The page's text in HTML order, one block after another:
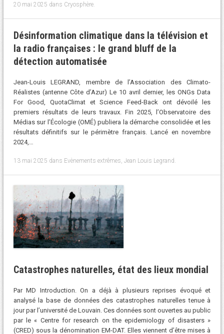
20 mai 2025 dans Cryosphère.
Désinformation climatique dans la télévision et
la radio françaises : le grand bluff de la
détection automatisée
Jean-Louis LEGRAND, membre de l’Association des Climato-
Réalistes (antenne Côte d’Azur) Le 10 avril dernier, les ONGs Data
For Good, QuotaClimat et Science Feed-Back ont dévoilé les
premiers résultats de leurs travaux. Fin 2025, l’Observatoire des
Médias sur l’Écologie (OMÉ) publiera la démarche consolidée et les
résultats définitifs sur le périmètre français. Lancé en novembre
2024,…
13 mai 2025 dans Evènements extrêmes Jean Louis Legrand
Catastrophes naturelles, état des lieux mondial
Par MD Introduction. On a déjà à plusieurs reprises évoqué et
analysé la base de données des catastrophes naturelles tenue à
jour par l’université de Louvain. Ces données sont ouvertes au public
par le « Centre for research on the epidemiology of disasters »
(CRED) sous la dénomination EM-DAT. Elles viennent d’être mises à